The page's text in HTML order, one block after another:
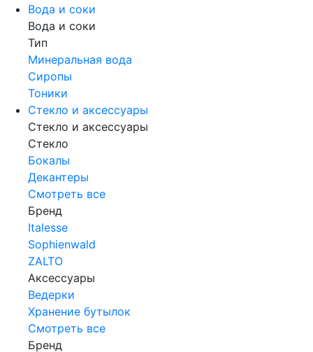
Вода и соки
Вода и соки
Тип
Минеральная вода
Сиропы
Тоники
Стекло и аксессуары
Стекло и аксессуары
Стекло
Бокалы
Декантеры
Смотреть все
Бренд
Italesse
Sophienwald
ZALTO
Аксессуары
Ведерки
Хранение бутылок
Смотреть все
Бренд